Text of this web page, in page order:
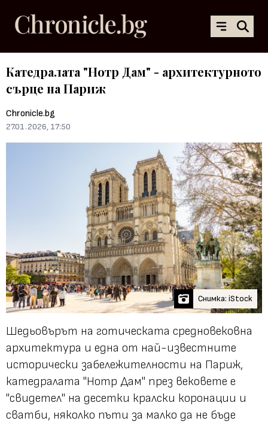
Катедралата "Нотр Дам" - архитектурното
сърце на Париж
Chronicle.bg
27.01.2026, 17:50
Снимка: iStock
Шедьовърът на готическата средновековна
архитектура и една от най-известните
исторически забележителности на Париж,
катедралата "Нотр Дам" през вековете е
"свидетел" на десетки кралски коронации и
сватби, няколко пъти за малко да не бъде